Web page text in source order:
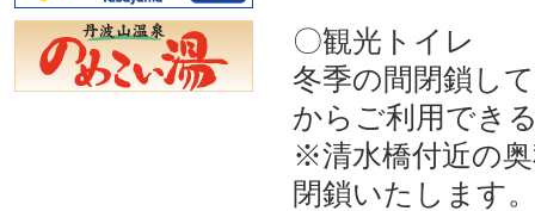
〇観光トイレ
冬季の間閉鎖し
からご利用でき
※清水橋付近の
閉鎖いたします